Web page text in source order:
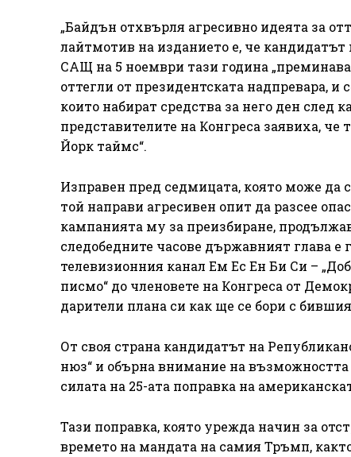
„Байдън отхвърля агресивно идеята за
лайтмотив на изданието е, че
САЩ на 5 ноември тази година
оттегли от президентската надпревара,
които набират средства за него ден след
представителите на Конгреса заявиха,
Йорк таймс“.
Изправен пред седмицата, която може да
той направи агресивен опит да разсее
кампанията му за преизбиране,
следобедните часове държавният глава е
телевизионния канал Ем Ес Ен Би Си –
писмо“ до членовете на Конгреса от
дарители плана си как ще се бори с
От своя страна кандидатът на
нюз“ и обърна внимание на
силата на 25-ата поправка на
Тази поправка, която урежда начин за
времето на мандата на самия Тръмп,